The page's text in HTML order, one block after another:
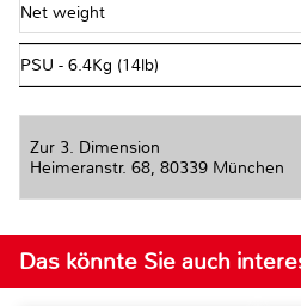
Net weight
PSU - 6.4Kg (14lb)
Zur 3. Dimension
Heimeranstr. 68, 80339 München
Das könnte Sie auch